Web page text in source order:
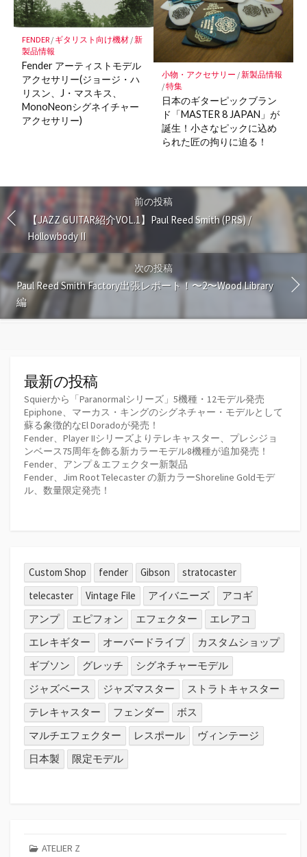
FENDER/ ギタリスト向け機材/新
製品情報
Fender アーティストモデル
アクセサリー(ジョージ・ハ
リスン、J・マスキス、
MonoNeonシグネイチャー
アクセサリー)
小物・アクセサリー /新製品情報
/特集
日本のギターピックブラン
ド「MASTER 8 JAPAN」が
誕生！小さなピックに込め
られた匠の拘りに迫る！
前の投稿
【JAZZ GUITAR紹介VOL.1】Paul Reed Smith (PRS) /
Hollowbody II
次の投稿
Paul Reed Smith Factory出張レポート！〜2〜Wood Library
編
最新の投稿
Squierから「Paranormalシリーズ」5機種・12モデル発売
Epiphone、マーカス・キングのシグネチャー・モデルとして
蘇る象徴的なEl Doradoが発売！
Fender、Player IIシリーズよりテレキャスター、プレシジョ
ンベース75周年を飾る新カラーモデル8機種が追加発売！
Fender、アンプ＆エフェクター新製品
Fender、Jim Root Telecaster の新カラーShoreline Goldモデ
ル、数量限定発売！
Custom Shop fender Gibson
stratocaster
telecaster
Vintage File アイバニーズ
アコギ
アンプ
エピフォン エフェクター
エレアコ
エレキギター
オーバードライブ
カスタムショップ
ギブソン
グレッチ
シグネチャーモデル
ジャズベース
ジャズマスター
ストラトキャスター
テレキャスター
フェンダー
ボス
マルチエフェクター
レスポール
ヴィンテージ
日本製
限定モデル
ATELIER Z